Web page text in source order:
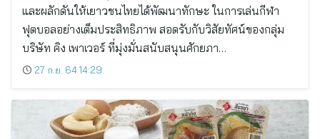
และผลักดันให้เยาวชนไทยได้พัฒนาทักษะ ในการเล่นกีฬา
ฟุตบอลอย่างเต็มประสิทธิภาพ สอดรับกับวิสัยทัศน์ของกลุ่ม
บริษัท คิง เพาเวอร์ ที่มุ่งมั่นสนับสนุนศักยภา…
27 ก.ย. 64 14:29